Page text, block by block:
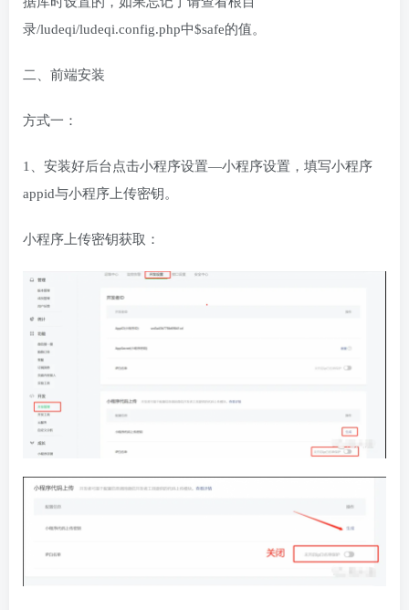
录/ludeqi/ludeqi.config.php中$safe的值。
二、前端安装
方式一：
1、安装好后台点击小程序设置—小程序设置，填写小程序
appid与小程序上传密钥。
小程序上传密钥获取：